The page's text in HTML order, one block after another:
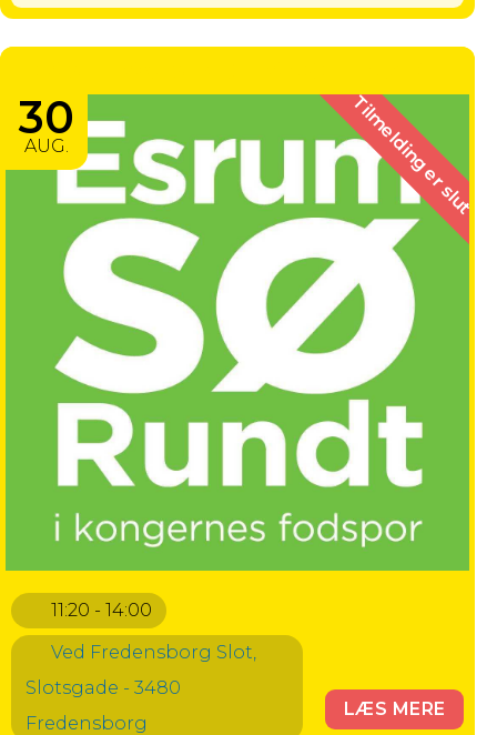
30
AUG. Tilmelding er slut
11:20 - 14:00
Ved Fredensborg Slot,
Slotsgade - 3480
Fredensborg
LÆS MERE